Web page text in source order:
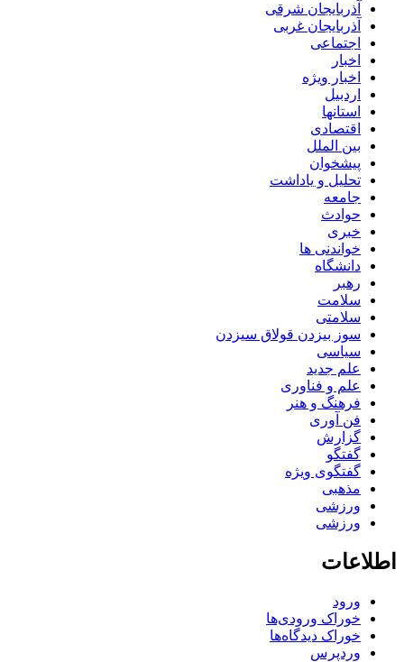
آذربایجان شرقی
آذربایجان غربی
اجتماعی
اخبار
اخبار ویژه
اردبیل
استانها
اقتصادی
بین الملل
پیشخوان
تحلیل و یاداشت
جامعه
حوادث
خبری
خواندنی ها
دانشگاه
رهبر
سلامت
سلامتی
سوز بیزدن قولاق سیزدن
سیاسی
علم جدید
علم و فناوری
فرهنگ و هنر
فن آوری
گزارش
گفتگو
گفتگوی ویژه
مذهبی
ورزشی
ورزشی
اطلاعات
ورود
خوراک ورودی‌ها
خوراک دیدگاه‌ها
وردپرس